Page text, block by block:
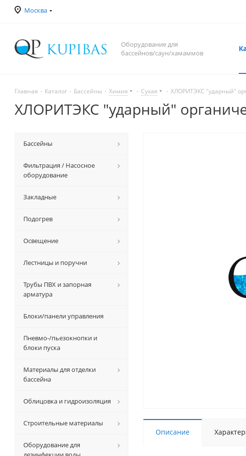
Москва
Оборудование для
бассейнов/саун/хамаммов
Главная - Каталог - Бассейны - Химия - Сухая - ХЛОРИТЭКС "ударный"
ХЛОРИТЭКС "ударный"
Описание
Бассейны
Фильтрация / Насосное
оборудование
Закладные
Подогрев
Освещение
Лестницы и поручни
Трубы ПВХ и запорная
арматура
Блоки/панели управления
Пневмо-/пьезокнопки и
блоки пуска
Материалы для отделки
бассейна
Облицовка и гидроизоляция
Строительные материалы
Оборудование для